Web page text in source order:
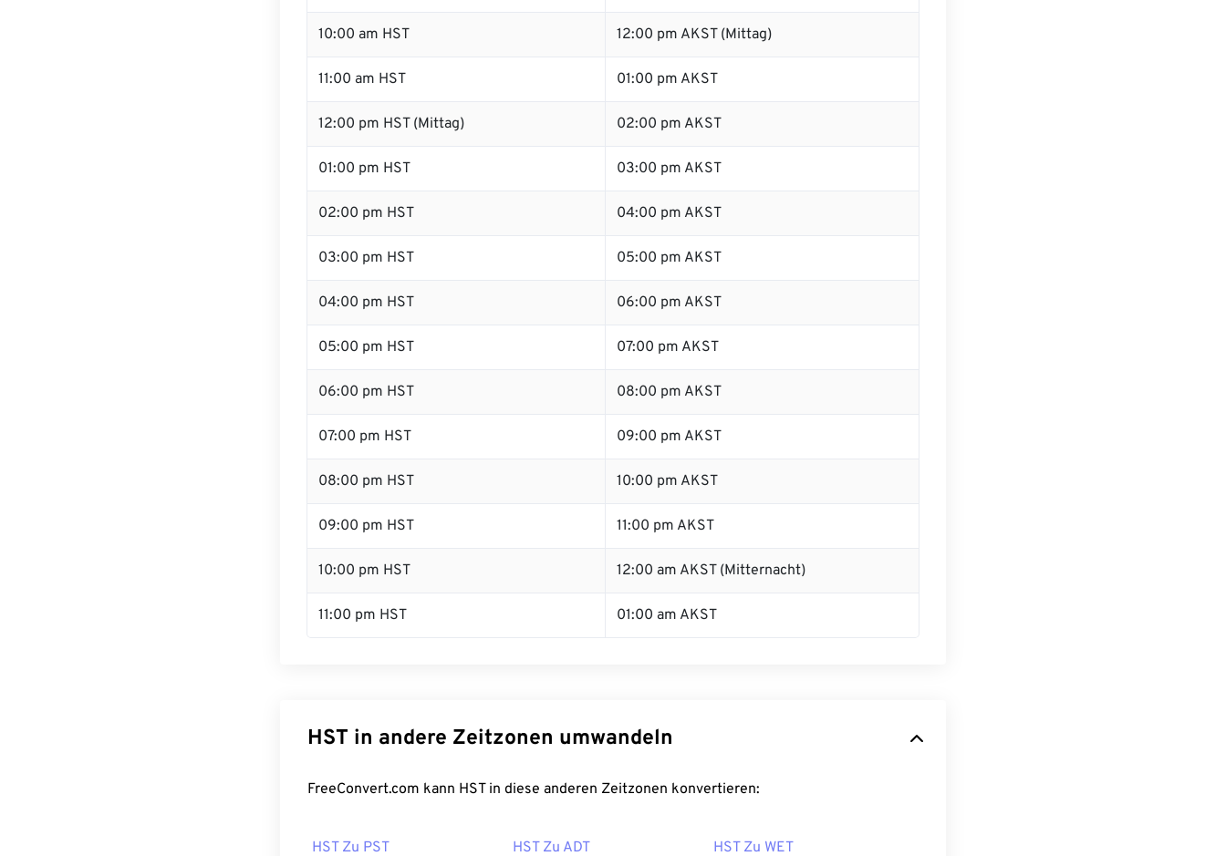
10:00 am HST 12:00 pm AKST (Mittag)
11:00 am HST 01:00 pm AKST
12:00 pm HST (Mittag) 02:00 pm AKST
01:00 pm HST 03:00 pm AKST
02:00 pm HST 04:00 pm AKST
03:00 pm HST 05:00 pm AKST
04:00 pm HST 06:00 pm AKST
05:00 pm HST 07:00 pm AKST
06:00 pm HST 08:00 pm AKST
07:00 pm HST 09:00 pm AKST
08:00 pm HST 10:00 pm AKST
09:00 pm HST 11:00 pm AKST
10:00 pm HST 12:00 am AKST (Mitternacht)
11:00 pm HST 01:00 am AKST
HST in andere Zeitzonen umwandeln
FreeConvert.com kann HST in diese anderen Zeitzonen konvertieren:
HST Zu PST HST Zu ADT HST Zu WET